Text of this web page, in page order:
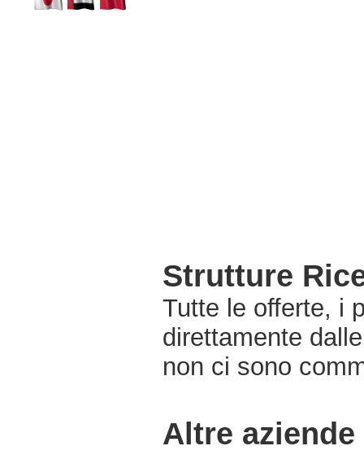
Strutture
Tutte le offerte, i
direttamente
non ci sono
Altre